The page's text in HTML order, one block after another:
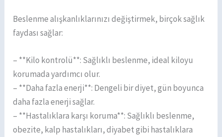
Beslenme alışkanlıklarınızı değiştirmek, birçok sağlık
faydası sağlar:
– **Kilo kontrolü**: Sağlıklı beslenme, ideal kiloyu
korumada yardımcı olur.
– **Daha fazla enerji**: Dengeli bir diyet, gün boyunca
daha fazla enerji sağlar.
– **Hastalıklara karşı koruma**: Sağlıklı beslenme,
obezite, kalp hastalıkları, diyabet gibi hastalıklara